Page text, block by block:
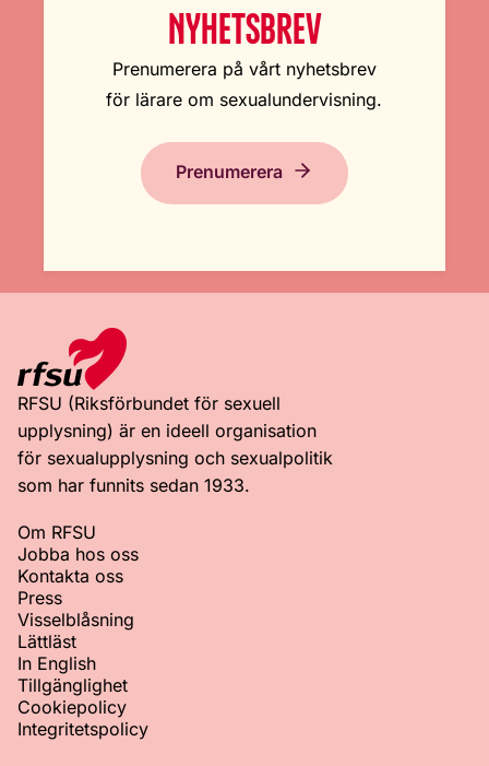
NYHETSBREV
Prenumerera på vårt nyhetsbrev
för lärare om sexualundervisning.
Prenumerera
RFSU (Riksförbundet för sexuell
upplysning) är en ideell organisation
för sexualupplysning och sexualpolitik
som har funnits sedan 1933.
Om RFSU
Jobba hos oss
Kontakta oss
Press
Visselblåsning
Lättläst
In English
Tillgänglighet
Cookiepolicy
Integritetspolicy